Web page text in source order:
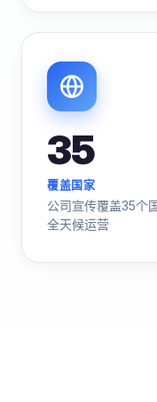
35
覆盖国家
公司宣传覆盖35个
全天候运营